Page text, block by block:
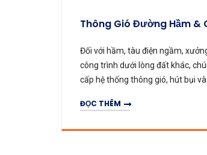
ĐƯỜNG
Thông Gió & Thải Khí
Đối với nhà máy, xưởng và kho,
cấp giải pháp thông gió và hút
giúp cải thiện tuần hoàn không
ĐỌC THÊM